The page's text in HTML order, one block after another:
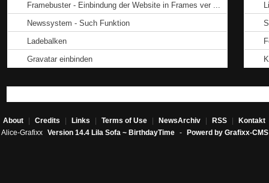
Framebuster - Einbindung der Website in Frames ver ...
Newssystem - Such Funktion
Ladebalken
Gravatar einbinden
About Credits Links Terms of Use NewsArchiv RSS Kontakt
Alice-Grafixx Version 14.4 Lila Sofa ~ BirthdayTime - Powerd by Grafixx-CMS